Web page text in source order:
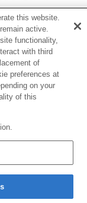
this website.
active.
functionality,
with third
of
preferences at
on your
of this